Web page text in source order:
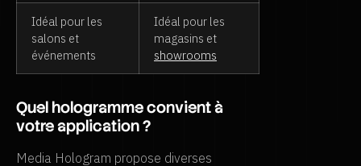
Idéal pour les
salons et
événements
Idéal pour les
magasins et
showrooms
Quel hologramme convient à
votre application ?
Media Hologram propose diverses